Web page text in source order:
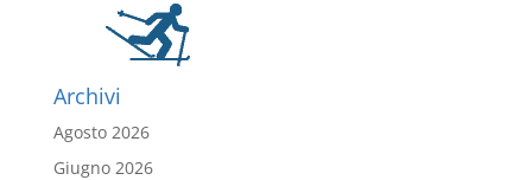
Archivi
Agosto 2026
Giugno 2026